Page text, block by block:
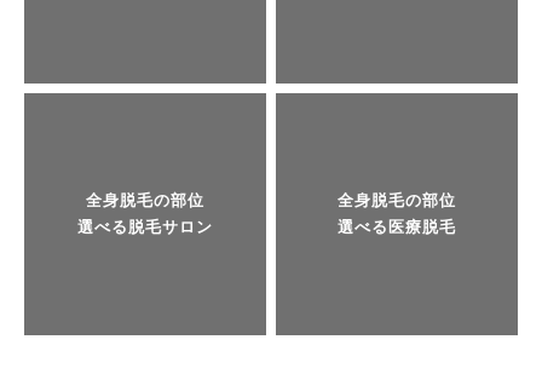
全身脱毛の部位
選べる脱毛サロン
全身脱毛の部位
選べる医療脱毛